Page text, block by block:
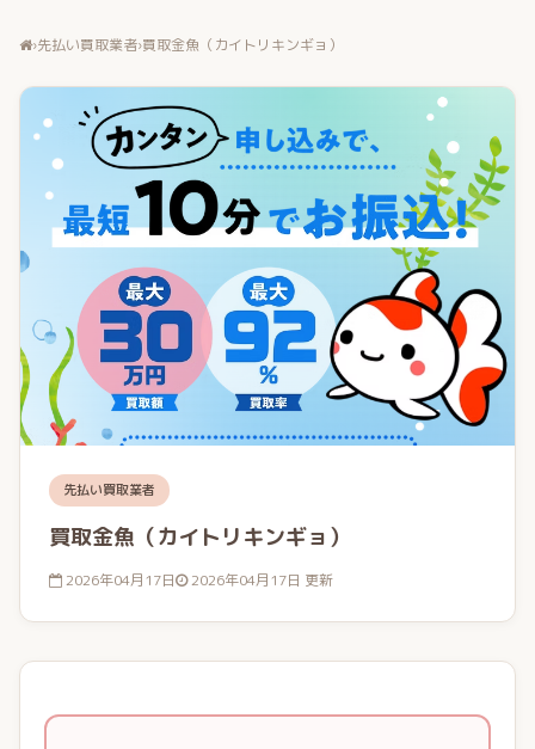
›先払い買取業者›買取金魚（カイトリキンギョ）
先払い買取業者
買取金魚（カイトリキンギョ）
2026年04月17日 2026年04月17日 更新